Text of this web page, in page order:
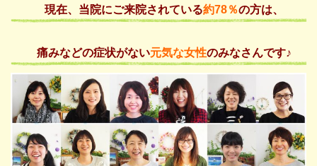
現在、当院にご来院されている約78％の方は、
痛みなどの症状がない元気な女性のみなさんです♪